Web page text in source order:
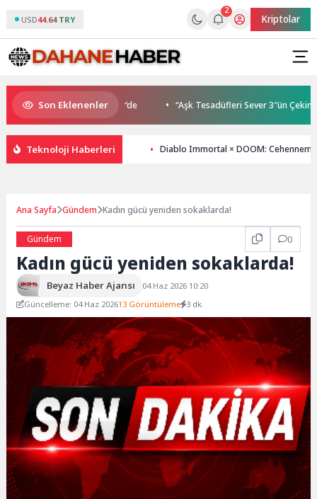
USD44.64 TRY
2
Kriptolar
Son Eklenenler
gençleri İzmir’de “Aşk Tesadüfleri Sever 3″ün Çekimleri
Teknoloji Haberleri Diablo Immortal × DOOM:
Ana Sayfa Gündem Kadın gücü yeniden sokaklarda!
Gündem 0
Kadın gücü yeniden sokaklarda!
Beyaz Haber Ajansı
04 Haz 2026 10:20
Güncelleme: 04 Haz 202613 Görüntüleme 3 dk.